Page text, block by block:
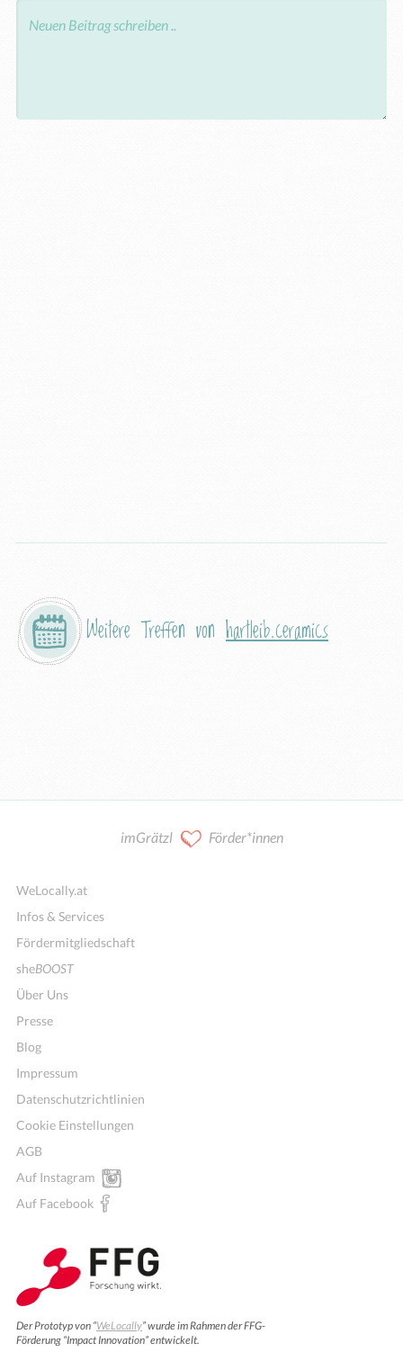
Weitere Treffen von hartleib.ceramics
imGrätzl Förder*innen
WeLocally.at
Infos & Services
Fördermitgliedschaft
sheBOOST
Über Uns
Presse
Blog
Impressum
Datenschutzrichtlinien
Cookie Einstellungen
AGB
Auf Instagram
Auf Facebook
Der Prototyp von “WeLocally” wurde im Rahmen der FFG-
Förderung “Impact Innovation” entwickelt.